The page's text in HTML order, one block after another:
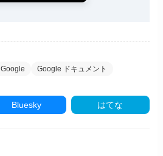
Google Google ドキュメント
Bluesky はてな